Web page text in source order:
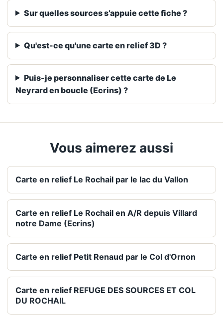
Sur quelles sources s’appuie cette fiche ?
Qu'est-ce qu'une carte en relief 3D ?
Puis-je personnaliser cette carte de Le
Neyrard en boucle (Ecrins) ?
Vous aimerez aussi
Carte en relief Le Rochail par le lac du Vallon
Carte en relief Le Rochail en A/R depuis Villard
notre Dame (Ecrins)
Carte en relief Petit Renaud par le Col d'Ornon
Carte en relief REFUGE DES SOURCES ET COL
DU ROCHAIL